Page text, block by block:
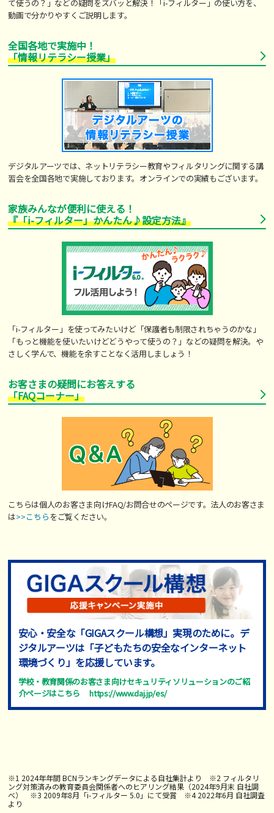
て使うの？」などの疑問をズバッと解決！「i-フィルター」の使い方を、
動画で分かりやすくご説明します。
全国各地で実施中！
「情報リテラシー授業」
デジタルアーツでは、ネットリテラシー教育やフィルタリングに関する講
習会を全国各地で実施しております。オンラインでの実績もございます。
家族みんなが便利に使える！
『「i-フィルター」かんたん♪設定方法』
「i-フィルター」を使ってみたいけど「保護者も制限されちゃうのかな」
「もっと機能を使いたいけどどうやって使うの？」などの疑問を解決。や
さしく学んで、機能を余すことなく活用しましょう！
お客さまの疑問にお答えする
「FAQコーナー」
こちらは個人のお客さま向けFAQ/お問合せのページです。法人のお客さま
は>>こちら をご覧ください。
安心・安全な「GIGAスクール構想」実現のために。デ
ジタルアーツは「子どもたちの安全なインターネット
環境づくり」を応援しています。
学校・教育関係のお客さま向けセキュリティソリューションのご紹
介ページはこちら
https://www.daj.jp/es/
※1 2024年年間 BCNランキングデータによる自社集計より ※2 フィルタリ
ング対策済みの教育委員会関係者へのヒアリング結果（2024年9月末 自社調
べ） ※3 2009年8月「i-フィルター 5.0」にて受賞 ※4 2022年6月 自社調査
より